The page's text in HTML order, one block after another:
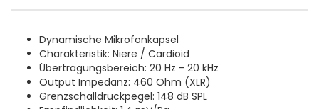
Dynamische Mikrofonkapsel
Charakteristik: Niere / Cardioid
Übertragungsbereich: 20 Hz - 20 kHz
Output Impedanz: 460 Ohm (XLR)
Grenzschalldruckpegel: 148 dB SPL